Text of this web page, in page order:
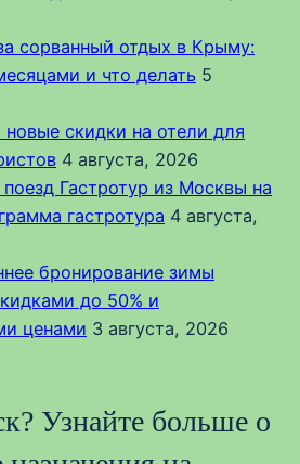
сорванный отдых в Крыму:
и что делать 5
новые скидки на отели для
4 августа, 2026
Гастротур из Москвы на
гастротура 4 августа,
бронирование зимы
до 50% и
ценами 3 августа, 2026
Узнайте больше о